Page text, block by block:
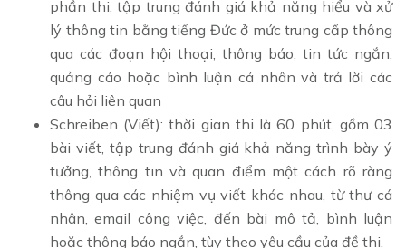
phần thi, tập trung đánh giá khả năng hiểu và xử
lý thông tin bằng tiếng Đức ở mức trung cấp thông
qua các đoạn hội thoại, thông báo, tin tức ngắn,
quảng cáo hoặc bình luận cá nhân và trả lời các
câu hỏi liên quan
Schreiben (Viết): thời gian thi là 60 phút, gồm 03
bài viết, tập trung đánh giá khả năng trình bày ý
tưởng, thông tin và quan điểm một cách rõ ràng
thông qua các nhiệm vụ viết khác nhau, từ thư cá
nhân, email công việc, đến bài mô tả, bình luận
hoặc thông báo ngắn, tùy theo yêu cầu của đề thi.